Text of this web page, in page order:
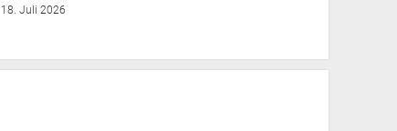
18. Juli 2026